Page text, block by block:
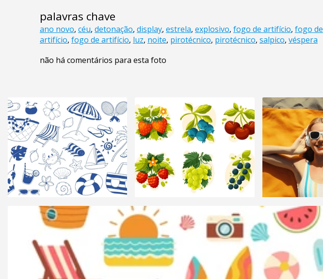
palavras chave
ano novo, céu, detonação, display, estrela, explosivo, fogo de artifício, fogo de
artifício, fogo de artifício, luz, noite, pirotécnico, pirotécnico, salpico, véspera
não há comentários para esta foto